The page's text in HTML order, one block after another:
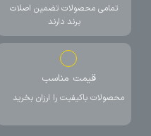
تمامی محصولات تضمین اصلات
برند دارند
قیمت مناسب
محصولات باکیفیت را ارزان بخرید